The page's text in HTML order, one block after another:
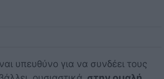
υπευθύνο για να συνδέει τους